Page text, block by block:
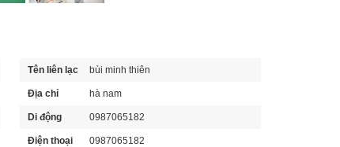
Tên liên lạc bùi minh thiên
Địa chỉ hà nam
Di động 0987065182
Điện thoại 0987065182